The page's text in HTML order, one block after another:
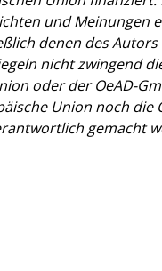
und Meinungen
denen des Autors
nicht zwingend
oder der OeAD-
Union noch die
gemacht